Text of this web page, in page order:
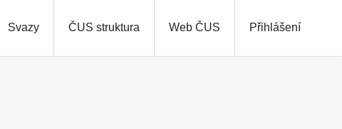
Přihlášení
Svazy ČUS struktura Web ČUS